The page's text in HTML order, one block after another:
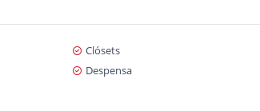
Clósets
Despensa